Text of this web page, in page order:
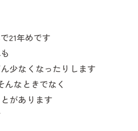
21年めです
少なくなったりします
なときでなく
があります